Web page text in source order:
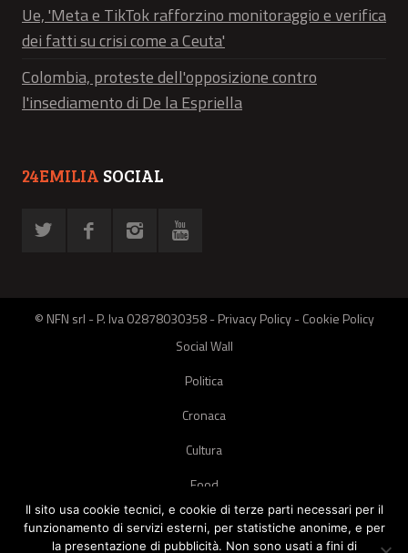
Ue, 'Meta e TikTok rafforzino monitoraggio e verifica
dei fatti su crisi come a Ceuta'
Colombia, proteste dell'opposizione contro
l'insediamento di De la Espriella
24EMILIA SOCIAL
© NFN srl - P. Iva 02878030358 -Privacy Policy-Cookie Policy
Social Wall
Politica
Cronaca
Cultura
Food
Green
Il sito usa cookie tecnici, e cookie di terze parti necessari per il
funzionamento di servizi esterni, per statistiche anonime, e per
la presentazione di pubblicità. Non sono usati a fini di